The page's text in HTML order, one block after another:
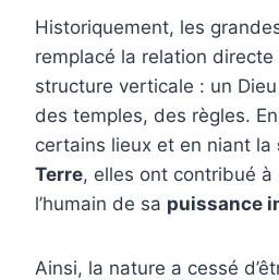
Historiquement, les
remplacé la relation
structure verticale : un
des temples, des règles.
certains lieux et en niant la
Terre, elles ont contribué
l’humain de sa puissance
Ainsi, la nature a cessé